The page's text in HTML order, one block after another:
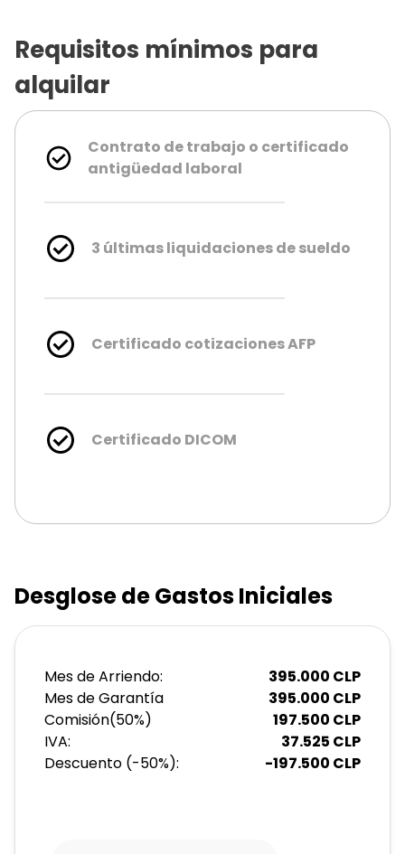
Requisitos mínimos para
alquilar
Contrato de trabajo o certificado
antigüedad laboral
3 últimas liquidaciones de sueldo
Certificado cotizaciones AFP
Certificado DICOM
Desglose de Gastos Iniciales
Mes de Arriendo: 395.000 CLP
Mes de Garantía
395.000 CLP
Comisión(50%) 197.500 CLP
IVA:
37.525 CLP
Descuento (-50%): -197.500 CLP